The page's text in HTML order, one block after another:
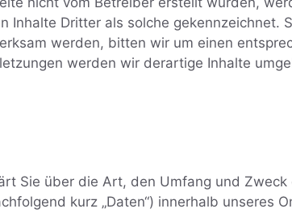
Inhalte Dritter als solche gekennzeichnet.
werden, bitten wir um einen
werden wir derartige Inhalte
Sie über die Art, den Umfang und
kurz „Daten“) innerhalb unseres